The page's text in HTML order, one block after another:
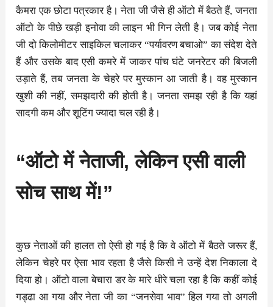
कैमरा एक छोटा पत्रकार है। नेता जी जैसे ही ऑटो में बैठते हैं, जनता
ऑटो के पीछे खड़ी इनोवा की लाइन भी गिन लेती है। जब कोई नेता
जी दो किलोमीटर साइकिल चलाकर “पर्यावरण बचाओ” का संदेश देते
हैं और उसके बाद एसी कमरे में जाकर पांच घंटे जनरेटर की बिजली
उड़ाते हैं, तब जनता के चेहरे पर मुस्कान आ जाती है। वह मुस्कान
खुशी की नहीं, समझदारी की होती है। जनता समझ रही है कि यहां
सादगी कम और शूटिंग ज्यादा चल रही है।
“ऑटो में नेताजी, लेकिन एसी वाली
सोच साथ में!”
कुछ नेताओं की हालत तो ऐसी हो गई है कि वे ऑटो में बैठते जरूर हैं,
लेकिन चेहरे पर ऐसा भाव रहता है जैसे किसी ने उन्हें देश निकाला दे
दिया हो। ऑटो वाला बेचारा डर के मारे धीरे चला रहा है कि कहीं कोई
गड्ढा आ गया और नेता जी का “जनसेवा भाव” हिल गया तो अगली